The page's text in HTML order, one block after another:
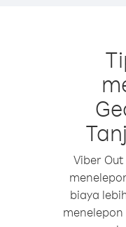
Viber
biaya